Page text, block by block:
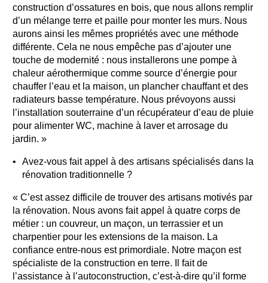
construction d’ossatures en bois, que nous allons remplir
d’un mélange terre et paille pour monter les murs. Nous
aurons ainsi les mêmes propriétés avec une méthode
différente. Cela ne nous empêche pas d’ajouter une
touche de modernité : nous installerons une pompe à
chaleur aérothermique comme source d’énergie pour
chauffer l’eau et la maison, un plancher chauffant et des
radiateurs basse température. Nous prévoyons aussi
l’installation souterraine d’un récupérateur d’eau de pluie
pour alimenter WC, machine à laver et arrosage du
jardin. »
Avez-vous fait appel à des artisans spécialisés dans la
rénovation traditionnelle ?
« C’est assez difficile de trouver des artisans motivés par
la rénovation. Nous avons fait appel à quatre corps de
métier : un couvreur, un maçon, un terrassier et un
charpentier pour les extensions de la maison. La
confiance entre-nous est primordiale. Notre maçon est
spécialiste de la construction en terre. Il fait de
l’assistance à l’autoconstruction, c’est-à-dire qu’il forme